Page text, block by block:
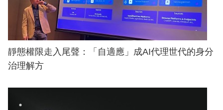
靜態權限走入尾聲：「自適應」成AI代理世代的身分
治理解方